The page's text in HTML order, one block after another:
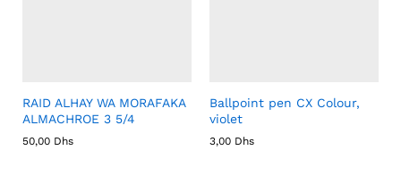
RAID ALHAY WA MORAFAKA
ALMACHROE 3 5/4
50,00 Dhs
Ballpoint pen CX Colour,
violet
3,00 Dhs